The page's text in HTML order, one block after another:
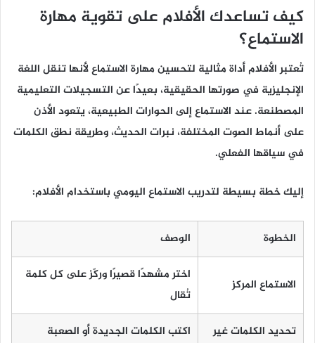
كيف تساعدك الأفلام على تقوية مهارة
الاستماع؟
تُعتبر الأفلام أداة مثالية لتحسين مهارة الاستماع لأنها تنقل اللغة
الإنجليزية في صورتها الحقيقية، بعيدًا عن التسجيلات التعليمية
المصطنعة. عند الاستماع إلى الحوارات الطبيعية، يتعود الأذن
على أنماط الصوت المختلفة، نبرات الحديث، وطريقة نطق الكلمات
في سياقها الفعلي.
إليك خطة بسيطة لتدريب الاستماع اليومي باستخدام الأفلام:
الخطوة الوصف
الاستماع المركز
اختر مشهدًا قصيرًا وركّز على كل كلمة
تُقال
تحديد الكلمات غير
اكتب الكلمات الجديدة أو الصعبة